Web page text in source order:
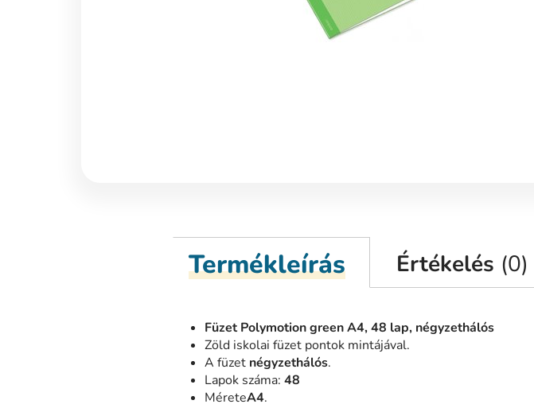
Termékleírás Értékelés (0)
Füzet Polymotion green A4, 48 lap, négyzethálós
Zöld iskolai füzet pontok mintájával.
A füzet négyzethálós.
Lapok száma: 48
MéreteA4.